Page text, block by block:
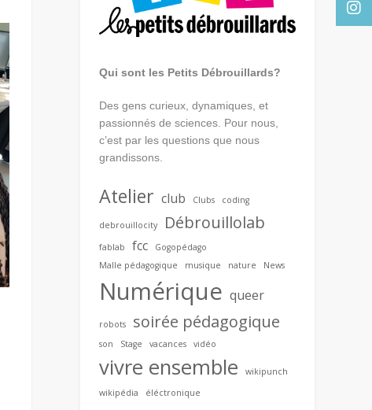
Qui sont les Petits Débrouillards?
Des gens curieux, dynamiques, et
passionnés de sciences. Pour nous,
c’est par les questions que nous
grandissons.
Atelier club Clubs coding
debrouillocity Débrouillolab
fablab fcc
Gogopédago
Malle pédagogique
musique nature News
Numérique queer
robots soirée pédagogique
son Stage vacances vidéo
vivre ensemble
wikipunch
wikipédia
éléctronique